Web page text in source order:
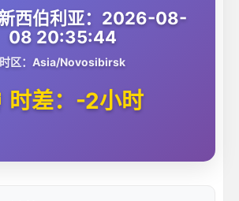
西伯利亚：2026-08-
08 20:35:44
时区：Asia/Novosibirsk
时差：-2小时